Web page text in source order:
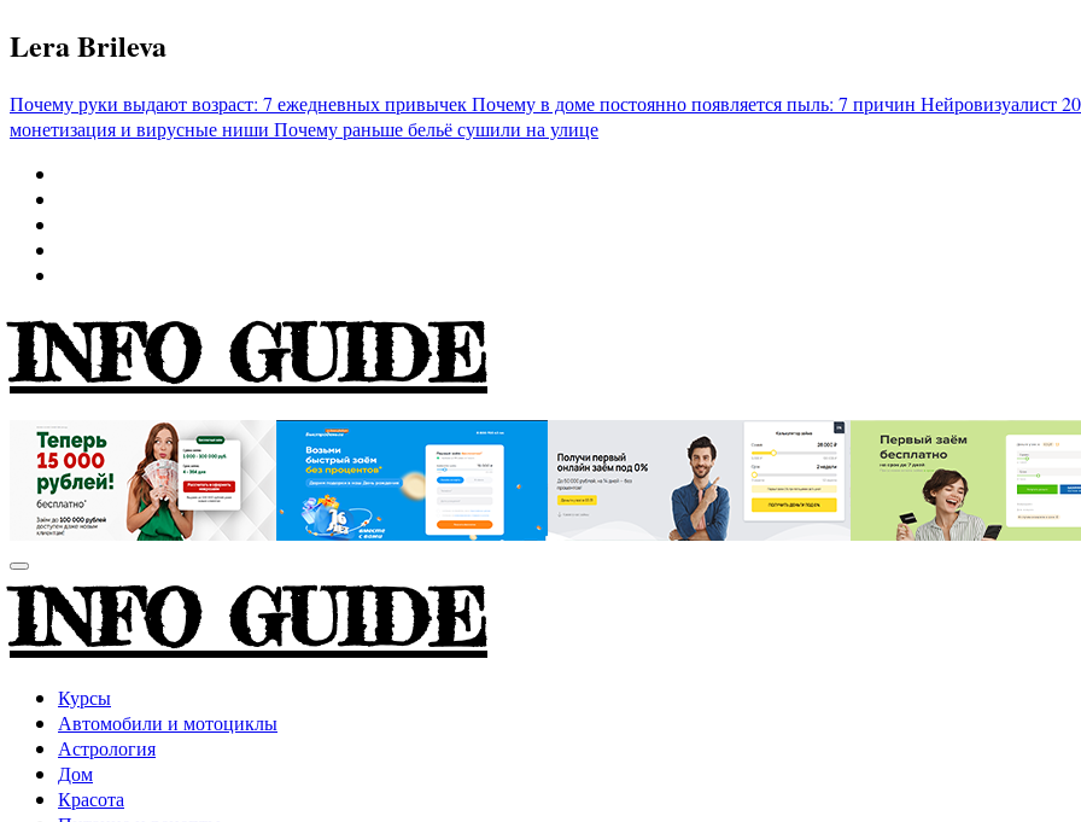
Перейти
к
Lera Brileva
Почему руки выдают возраст: 7 ежедневных привычекПочему в доме постоянно появляется пыль: 7 причин Нейровизуалист
монетизация и вирусные ниши Почему раньше бельё сушили на улице
INFO GUIDE
INFO GUIDE
Курсы
Автомобили и мотоциклы
Астрология
Дом
Красота